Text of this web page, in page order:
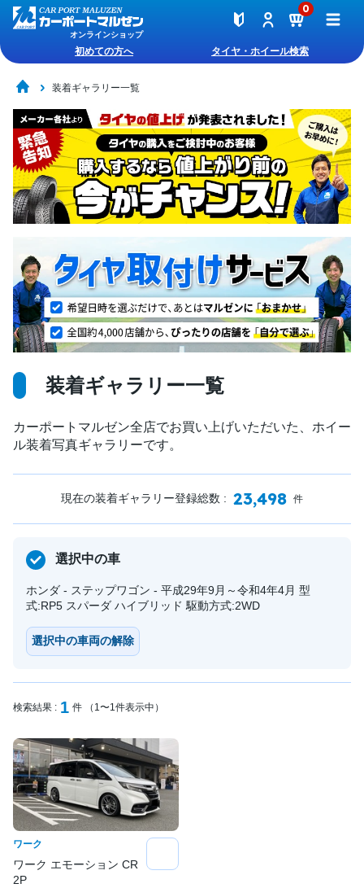
オンラインショップ
0
初めての方へ タイヤ・ホイール検索
装着ギャラリー一覧
装着ギャラリー一覧
カーポートマルゼン全店でお買い上げいただいた、ホイー
ル装着写真ギャラリーです。
現在の装着ギャラリー登録総数 : 23,498 件
選択中の車
ホンダ - ステップワゴン - 平成29年9月～令和4年4月 型
式:RP5 スパーダ ハイブリッド 駆動方式:2WD
選択中の車両の解除
検索結果 : 1 件 （1〜1件表示中）
ワーク
ワーク エモーション CR
2P